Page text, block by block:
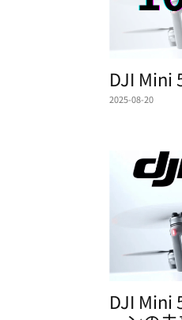
DJI Mini
2025-08-20
DJI Mini